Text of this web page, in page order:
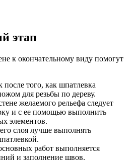
этап
к окончательному виду помогут
после того, как шпатлевка
для резьбы по дереву.
желаемого рельефа следует
и с ее помощью выполнить
элементов.
слоя лучше выполнять
работ выполняется
и заполнение швов.